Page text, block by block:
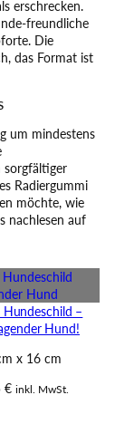
erschrecken.
freundliche
Die
das Format ist
um mindestens
sorgfältiger
Radiergummi
möchte, wie
nachlesen auf
Hundeschild –
Hund!
x 16 cm
€ inkl. MwSt.